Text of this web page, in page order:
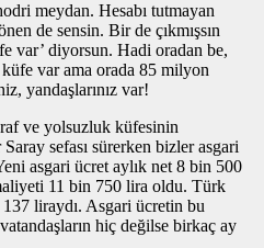
meydan. Hesabı tutmayan
de sensin. Bir de çıkmışsın
var’ diyorsun. Hadi oradan be,
küfe var ama orada 85 milyon
yandaşlarınız var!
ve yolsuzluk küfesinin
sefası sürerken bizler asgari
asgari ücret aylık net 8 bin 500
11 bin 750 lira oldu. Türk
137 liraydı. Asgari ücretin bu
hiç değilse birkaç ay